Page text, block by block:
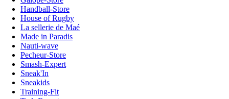
Handball-Store
House of Rugby
La sellerie de Maé
Made in Paradis
Nauti-wave
Pecheur-Store
Smash-Expert
Sneak'In
Sneakids
Training-Fit